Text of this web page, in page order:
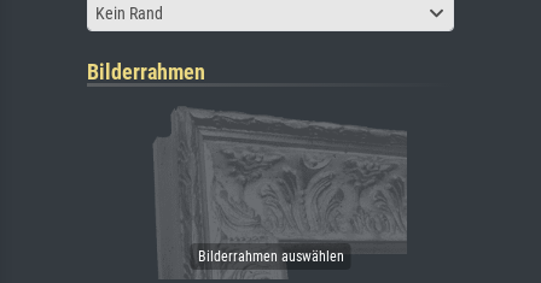
Kein Rand
Bilderrahmen